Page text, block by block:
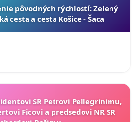
pôvodných rýchlostí: Zelený
cesta a cesta Košice - Šaca
SR Petrovi Pellegrinimu,
Ficovi a predsedovi NR SR